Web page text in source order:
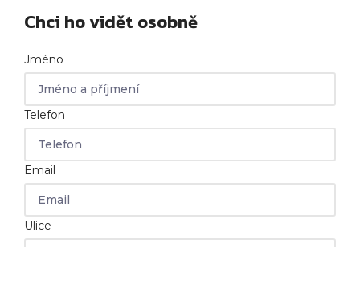
Chci ho vidět osobně
Jméno
Telefon
Email
Ulice